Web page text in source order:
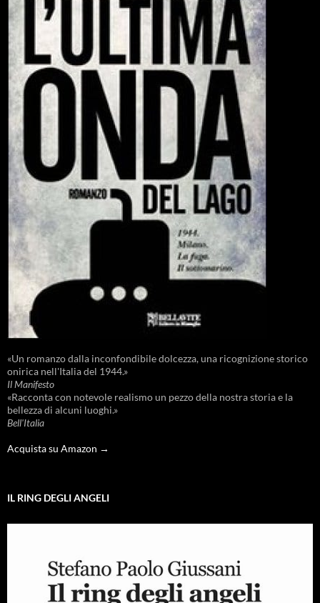
«Un romanzo dalla inconfondibile dolcezza, una ricognizione storico
onirica nell'Italia del 1944.»
Il Manifesto
«Racconta con notevole realismo un pezzo della nostra storia e la
bellezza di alcuni luoghi.»
Bell'Italia
Acquista su Amazon →
IL RING DEGLI ANGELI